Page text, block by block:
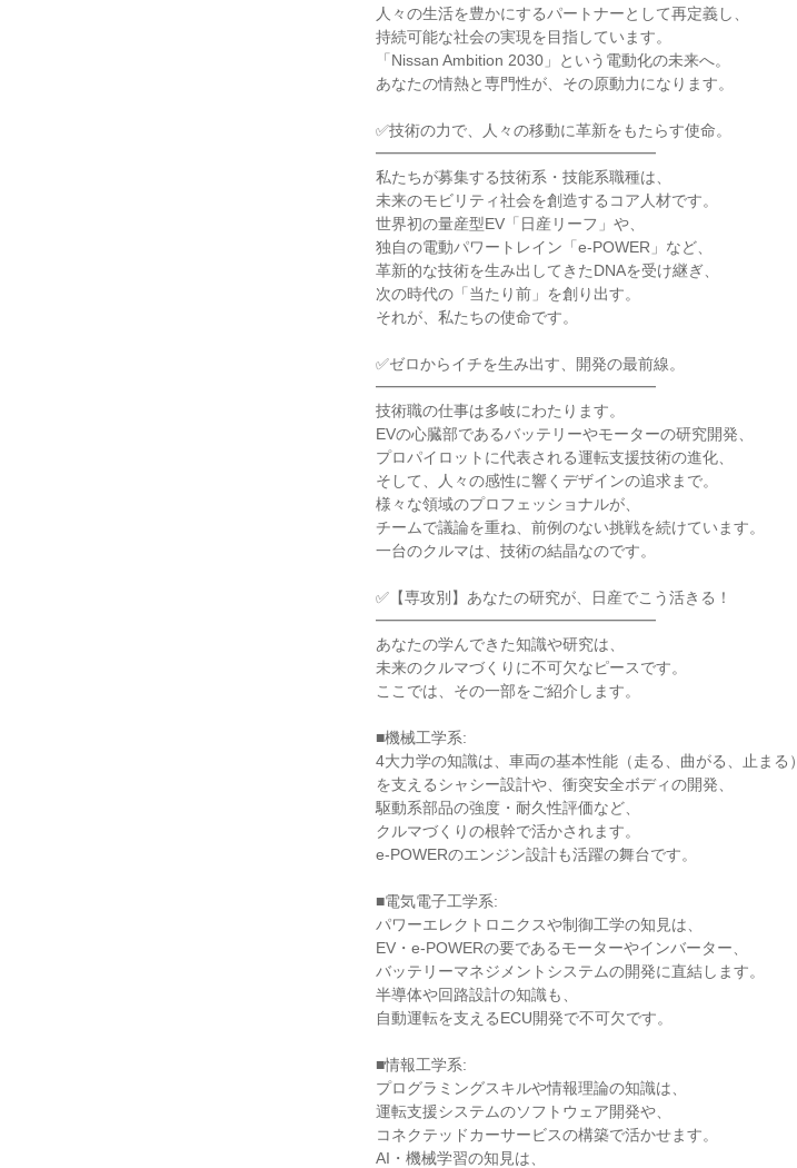
人々の生活を豊かにするパートナーとして再定義し、
持続可能な社会の実現を目指しています。
「Nissan Ambition 2030」という電動化の未来へ。
あなたの情熱と専門性が、その原動力になります。
✅技術の力で、人々の移動に革新をもたらす使命。
━━━━━━━━━━━━━━━━━━
私たちが募集する技術系・技能系職種は、
未来のモビリティ社会を創造するコア人材です。
世界初の量産型EV「日産リーフ」や、
独自の電動パワートレイン「e-POWER」など、
革新的な技術を生み出してきたDNAを受け継ぎ、
次の時代の「当たり前」を創り出す。
それが、私たちの使命です。
✅ゼロからイチを生み出す、開発の最前線。
━━━━━━━━━━━━━━━━━━
技術職の仕事は多岐にわたります。
EVの心臓部であるバッテリーやモーターの研究開発、
プロパイロットに代表される運転支援技術の進化、
そして、人々の感性に響くデザインの追求まで。
様々な領域のプロフェッショナルが、
チームで議論を重ね、前例のない挑戦を続けています。
一台のクルマは、技術の結晶なのです。
✅【専攻別】あなたの研究が、日産でこう活きる！
━━━━━━━━━━━━━━━━━━
あなたの学んできた知識や研究は、
未来のクルマづくりに不可欠なピースです。
ここでは、その一部をご紹介します。
■機械工学系:
4大力学の知識は、車両の基本性能（走る、曲がる、止まる）
を支えるシャシー設計や、衝突安全ボディの開発、
駆動系部品の強度・耐久性評価など、
クルマづくりの根幹で活かされます。
e-POWERのエンジン設計も活躍の舞台です。
■電気電子工学系:
パワーエレクトロニクスや制御工学の知見は、
EV・e-POWERの要であるモーターやインバーター、
バッテリーマネジメントシステムの開発に直結します。
半導体や回路設計の知識も、
自動運転を支えるECU開発で不可欠です。
■情報工学系:
プログラミングスキルや情報理論の知識は、
運転支援システムのソフトウェア開発や、
コネクテッドカーサービスの構築で活かせます。
AI・機械学習の知見は、